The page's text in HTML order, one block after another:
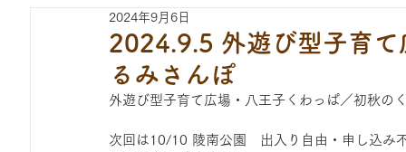
クラブ｜くらす森
ひろば｜青梅はらっぱ ひろば｜あきる野どろっぱ
2024.9.5 外遊び型子育
るみさんぽ
2024年9月6日
外遊び型子育て広場・八王子くわっぱ／初秋の
次回は10/10 陵南公園　出入り自由・申し込み